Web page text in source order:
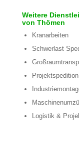
Weitere
von Thömen
Kranarbeiten
Schwerlast
Projektspedition
Logistik &